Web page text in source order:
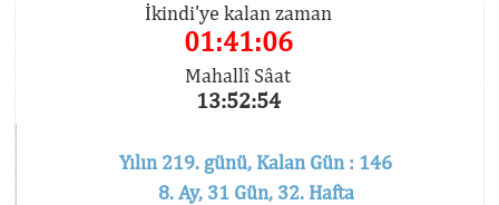
İkindi'ye kalan zaman
01:41:06
Mahallî Sâat
13:52:54
Yılın 219. günü, Kalan Gün : 146
8. Ay, 31 Gün, 32. Hafta